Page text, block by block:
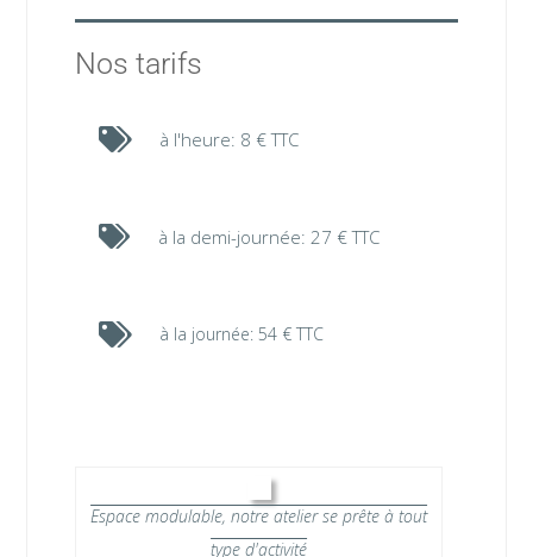
Nos tarifs
à l'heure: 8 € TTC
à la demi-journée: 27 € TTC
à la journée: 54 € TTC
Espace modulable, notre atelier se prête à tout
type d'activité